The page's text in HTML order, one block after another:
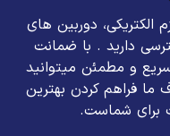
الکتریکی، دوربین های
دارید . با ضمانت
و ارسال سریع و مطمئن میتوانید
ما فراهم کردن بهترین
برای شماست.